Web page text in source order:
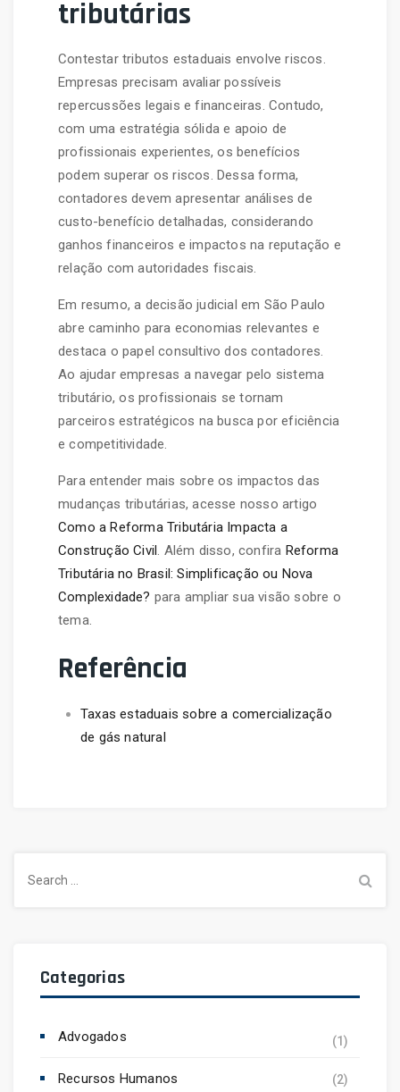
tributárias
Contestar tributos estaduais envolve riscos.
Empresas precisam avaliar possíveis
repercussões legais e financeiras. Contudo,
com uma estratégia sólida e apoio de
profissionais experientes, os benefícios
podem superar os riscos. Dessa forma,
contadores devem apresentar análises de
custo-benefício detalhadas, considerando
ganhos financeiros e impactos na reputação e
relação com autoridades fiscais.
Em resumo, a decisão judicial em São Paulo
abre caminho para economias relevantes e
destaca o papel consultivo dos contadores.
Ao ajudar empresas a navegar pelo sistema
tributário, os profissionais se tornam
parceiros estratégicos na busca por eficiência
e competitividade.
Para entender mais sobre os impactos das
mudanças tributárias, acesse nosso artigo
Como a Reforma Tributária Impacta a
Construção Civil. Além disso, confira Reforma
Tributária no Brasil: Simplificação ou Nova
Complexidade? para ampliar sua visão sobre o
tema.
Referência
Taxas estaduais sobre a comercialização
de gás natural
for:
Categorias
Advogados (1)
Recursos Humanos (2)